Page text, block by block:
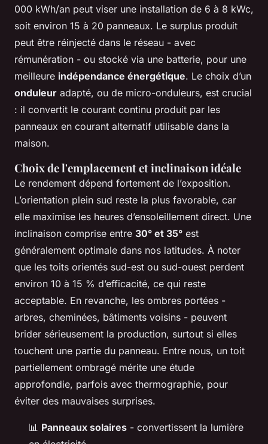
000 kWh/an peut viser une installation de 6 à 8 kWc,
soit environ 15 à 20 panneaux. Le surplus produit
peut être réinjecté dans le réseau - avec
rémunération - ou stocké via une batterie, pour une
meilleure indépendance énergétique. Le choix d’un
onduleur adapté, ou de micro-onduleurs, est crucial
: il convertit le courant continu produit par les
panneaux en courant alternatif utilisable dans la
maison.
Choix de l'emplacement et inclinaison idéale
Le rendement dépend fortement de l’exposition.
L’orientation plein sud reste la plus favorable, car
elle maximise les heures d’ensoleillement direct. Une
inclinaison comprise entre 30° et 35° est
généralement optimale dans nos latitudes. À noter
que les toits orientés sud-est ou sud-ouest perdent
environ 10 à 15 % d’efficacité, ce qui reste
acceptable. En revanche, les ombres portées -
arbres, cheminées, bâtiments voisins - peuvent
brider sérieusement la production, surtout si elles
touchent une partie du panneau. Entre nous, un toit
partiellement ombragé mérite une étude
approfondie, parfois avec thermographie, pour
éviter des mauvaises surprises.
📊 Panneaux solaires - convertissent la lumière